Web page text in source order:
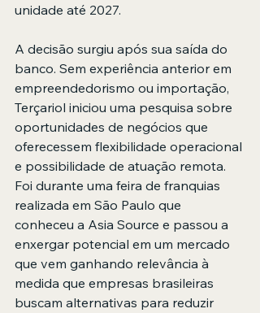
unidade até 2027.
A decisão surgiu após sua saída do
banco. Sem experiência anterior em
empreendedorismo ou importação,
Terçariol iniciou uma pesquisa sobre
oportunidades de negócios que
oferecessem flexibilidade operacional
e possibilidade de atuação remota.
Foi durante uma feira de franquias
realizada em São Paulo que
conheceu a Asia Source e passou a
enxergar potencial em um mercado
que vem ganhando relevância à
medida que empresas brasileiras
buscam alternativas para reduzir